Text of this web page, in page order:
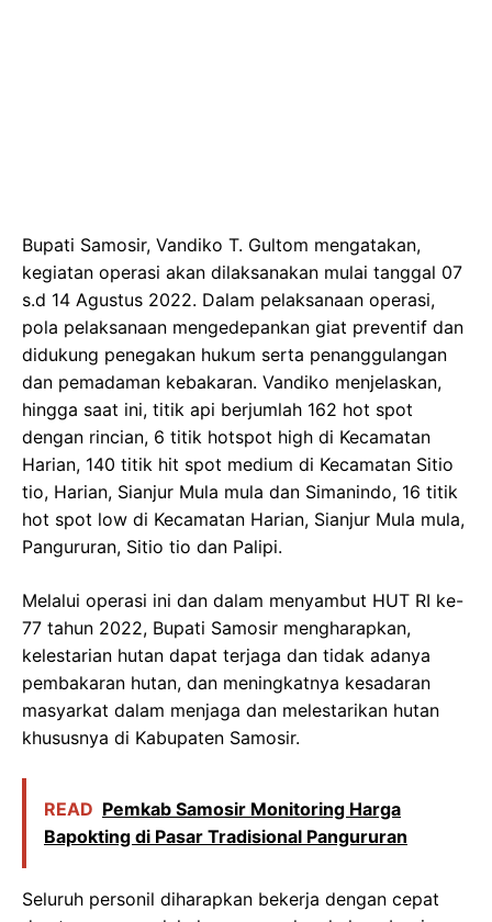
Bupati Samosir, Vandiko T. Gultom mengatakan,
kegiatan operasi akan dilaksanakan mulai tanggal 07
s.d 14 Agustus 2022. Dalam pelaksanaan operasi,
pola pelaksanaan mengedepankan giat preventif dan
didukung penegakan hukum serta penanggulangan
dan pemadaman kebakaran. Vandiko menjelaskan,
hingga saat ini, titik api berjumlah 162 hot spot
dengan rincian, 6 titik hotspot high di Kecamatan
Harian, 140 titik hit spot medium di Kecamatan Sitio
tio, Harian, Sianjur Mula mula dan Simanindo, 16 titik
hot spot low di Kecamatan Harian, Sianjur Mula mula,
Pangururan, Sitio tio dan Palipi.
Melalui operasi ini dan dalam menyambut HUT RI ke-
77 tahun 2022, Bupati Samosir mengharapkan,
kelestarian hutan dapat terjaga dan tidak adanya
pembakaran hutan, dan meningkatnya kesadaran
masyarkat dalam menjaga dan melestarikan hutan
khususnya di Kabupaten Samosir.
READ Pemkab Samosir Monitoring Harga
Bapokting di Pasar Tradisional Pangururan
Seluruh personil diharapkan bekerja dengan cepat